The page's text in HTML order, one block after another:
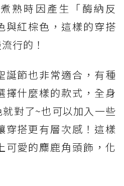
熟時因產生「酶納反
與紅棕色，這樣的穿搭
行的！
誕節也非常適合，有種
擇什麼樣的款式，全身
就對了~也可以加入一些
穿搭更有層次感！這樣
可愛的麋鹿角頭飾，化